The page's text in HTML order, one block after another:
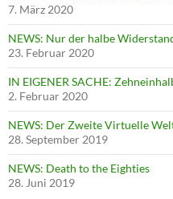
7. März 2020
NEWS: Nur der halbe
23. Februar 2020
IN EIGENER SACHE:
2. Februar 2020
NEWS: Der Zweite Virtuelle
28. September 2019
NEWS: Death to the Eighties
28. Juni 2019